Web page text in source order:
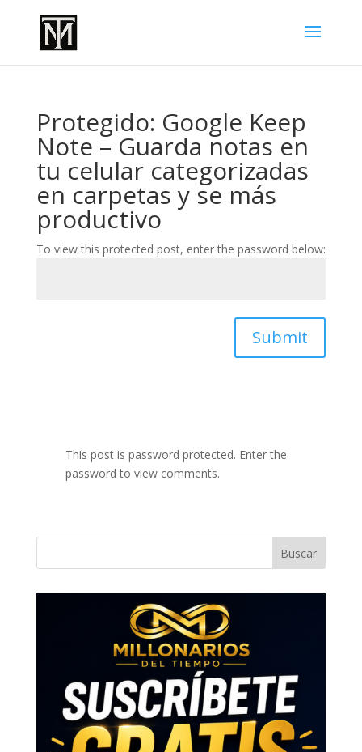
Protegido: Google Keep
Note – Guarda notas en
tu celular categorizadas
en carpetas y se más
productivo
To view this protected post, enter the password below:
Submit
This post is password protected. Enter the
password to view comments.
Buscar